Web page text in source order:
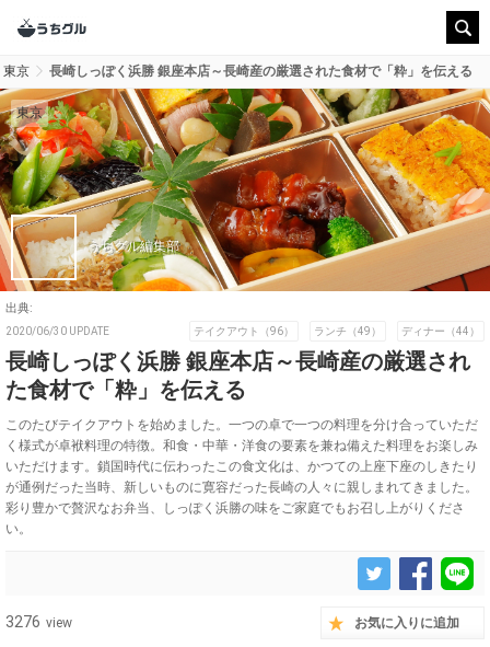
東京 長崎しっぽく浜勝 銀座本店～長崎産の厳選された食材で「粋」を伝える
東京
うちグル編集部
出典:
2020/06/30 UPDATE テイクアウト（96） ランチ（49） ディナー（44）
長崎しっぽく浜勝 銀座本店～長崎産の厳選され
た食材で「粋」を伝える
このたびテイクアウトを始めました。一つの卓で一つの料理を分け合っていただ
く様式が卓袱料理の特徴。和食・中華・洋食の要素を兼ね備えた料理をお楽しみ
いただけます。鎖国時代に伝わったこの食文化は、かつての上座下座のしきたり
が通例だった当時、新しいものに寛容だった長崎の人々に親しまれてきました。
彩り豊かで贅沢なお弁当、しっぽく浜勝の味をご家庭でもお召し上がりくださ
い。
3276 view お気に入りに追加